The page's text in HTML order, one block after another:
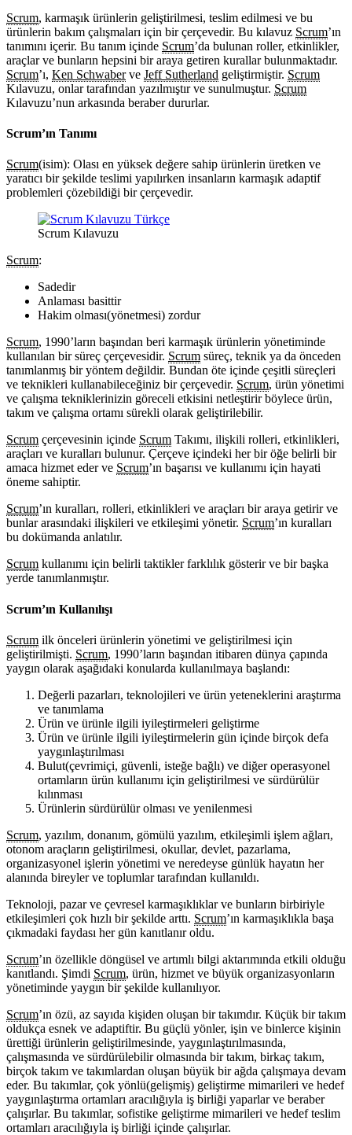
Scrum, karmaşık ürünlerin geliştirilmesi, teslim edilmesi ve bu
ürünlerin bakım çalışmaları için bir çerçevedir. Bu kılavuz Scrum’ın
tanımını içerir. Bu tanım içinde Scrum’da bulunan roller, etkinlikler,
araçlar ve bunların hepsini bir araya getiren kurallar bulunmaktadır.
Scrum’ı, Ken Schwaberve Jeff Sutherland geliştirmiştir. Scrum
Kılavuzu, onlar tarafından yazılmıştır ve sunulmuştur. Scrum
Kılavuzu’nun arkasında beraber dururlar.
Scrum’ın Tanımı
Scrum(isim): Olası en yüksek değere sahip ürünlerin üretken ve
yaratıcı bir şekilde teslimi yapılırken insanların karmaşık adaptif
problemleri çözebildiği bir çerçevedir.
Scrum Kılavuzu
Scrum:
Sadedir
Anlaması basittir
Hakim olması(yönetmesi) zordur
Scrum, 1990’ların başından beri karmaşık ürünlerin yönetiminde
kullanılan bir süreç çerçevesidir. Scrum süreç, teknik ya da önceden
tanımlanmış bir yöntem değildir. Bundan öte içinde çeşitli süreçleri
ve teknikleri kullanabileceğiniz bir çerçevedir. Scrum, ürün yönetimi
ve çalışma tekniklerinizin göreceli etkisini netleştirir böylece ürün,
takım ve çalışma ortamı sürekli olarak geliştirilebilir.
Scrum çerçevesinin içinde Scrum Takımı, ilişkili rolleri, etkinlikleri,
araçları ve kuralları bulunur. Çerçeve içindeki her bir öğe belirli bir
amaca hizmet eder ve Scrum’ın başarısı ve kullanımı için hayati
öneme sahiptir.
Scrum’ın kuralları, rolleri, etkinlikleri ve araçları bir araya getirir ve
bunlar arasındaki ilişkileri ve etkileşimi yönetir. Scrum’ın kuralları
bu dokümanda anlatılır.
Scrum kullanımı için belirli taktikler farklılık gösterir ve bir başka
yerde tanımlanmıştır.
Scrum’ın Kullanılışı
Scrum ilk önceleri ürünlerin yönetimi ve geliştirilmesi için
geliştirilmişti. Scrum, 1990’ların başından itibaren dünya çapında
yaygın olarak aşağıdaki konularda kullanılmaya başlandı:
Değerli pazarları, teknolojileri ve ürün yeteneklerini araştırma
ve tanımlama
Ürün ve ürünle ilgili iyileştirmeleri geliştirme
Ürün ve ürünle ilgili iyileştirmelerin gün içinde birçok defa
yaygınlaştırılması
Bulut(çevrimiçi, güvenli, isteğe bağlı) ve diğer operasyonel
ortamların ürün kullanımı için geliştirilmesi ve sürdürülür
kılınması
Ürünlerin sürdürülür olması ve yenilenmesi
Scrum, yazılım, donanım, gömülü yazılım, etkileşimli işlem ağları,
otonom araçların geliştirilmesi, okullar, devlet, pazarlama,
organizasyonel işlerin yönetimi ve neredeyse günlük hayatın her
alanında bireyler ve toplumlar tarafından kullanıldı.
Teknoloji, pazar ve çevresel karmaşıklıklar ve bunların birbiriyle
etkileşimleri çok hızlı bir şekilde arttı. Scrum’ın karmaşıklıkla başa
çıkmadaki faydası her gün kanıtlanır oldu.
Scrum’ın özellikle döngüsel ve artımlı bilgi aktarımında etkili olduğu
kanıtlandı. Şimdi Scrum, ürün, hizmet ve büyük organizasyonların
yönetiminde yaygın bir şekilde kullanılıyor.
Scrum’ın özü, az sayıda kişiden oluşan bir takımdır. Küçük bir takım
oldukça esnek ve adaptiftir. Bu güçlü yönler, işin ve binlerce kişinin
ürettiği ürünlerin geliştirilmesinde, yaygınlaştırılmasında,
çalışmasında ve sürdürülebilir olmasında bir takım, birkaç takım,
birçok takım ve takımlardan oluşan büyük bir ağda çalışmaya devam
eder. Bu takımlar, çok yönlü(gelişmiş) geliştirme mimarileri ve hedef
yaygınlaştırma ortamları aracılığıyla iş birliği yaparlar ve beraber
çalışırlar. Bu takımlar, sofistike geliştirme mimarileri ve hedef teslim
ortamları aracılığıyla iş birliği içinde çalışırlar.